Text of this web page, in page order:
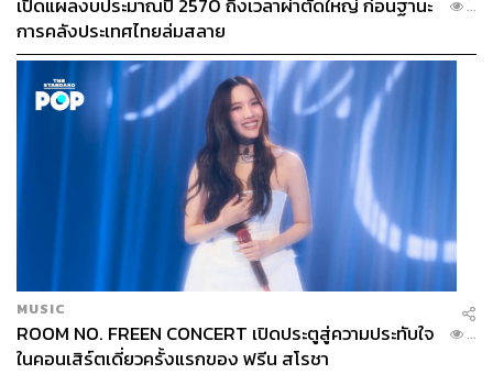
เปิดแผลงบประมาณปี 2570 ถึงเวลาผ่าตัดใหญ่ ก่อนฐานะ
การคลังประเทศไทยล่มสลาย
...
MUSIC
ROOM NO. FREEN CONCERT เปิดประตูสู่ความประทับใจ
ในคอนเสิร์ตเดี่ยวครั้งแรกของ ฟรีน สโรชา
...